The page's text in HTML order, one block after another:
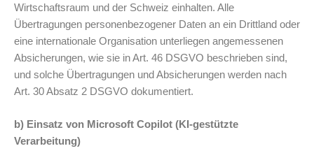
Wirtschaftsraum und der Schweiz einhalten. Alle
Übertragungen personenbezogener Daten an ein Drittland oder
eine internationale Organisation unterliegen angemessenen
Absicherungen, wie sie in Art. 46 DSGVO beschrieben sind,
und solche Übertragungen und Absicherungen werden nach
Art. 30 Absatz 2 DSGVO dokumentiert.
b) Einsatz von Microsoft Copilot (KI-gestützte
Verarbeitung)